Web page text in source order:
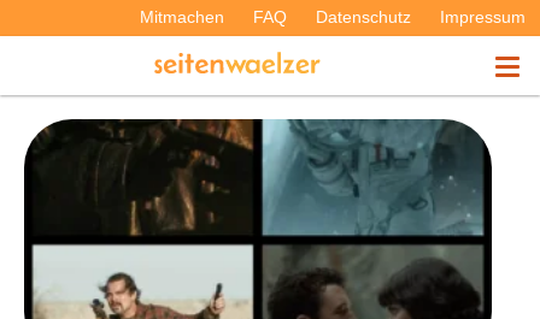
Mitmachen FAQ Datenschutz Impressum
THEMEN
ÜBER UNS